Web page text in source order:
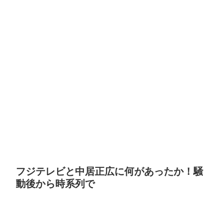
フジテレビと中居正広に何があったか！騒
動後から時系列で